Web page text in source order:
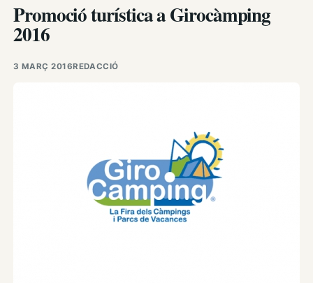
Promoció turística a Girocàmping
2016
3 MARÇ 2016REDACCIÓ